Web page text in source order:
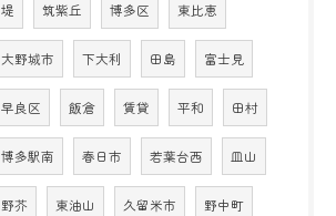
堤 筑紫丘 博多区 東比恵
大野城市 下大利 田島 富士見
早良区 飯倉 賃貸 平和 田村
博多駅南 春日市 若葉台西 皿山
野芥 東油山 久留米市 野中町